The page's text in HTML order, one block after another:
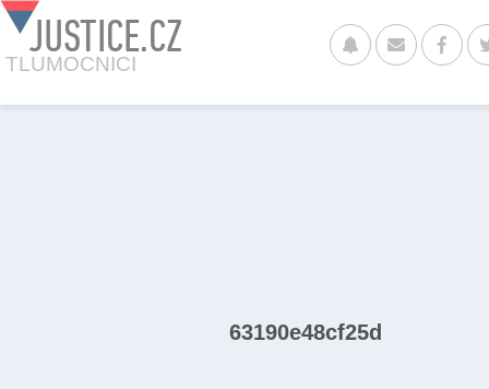
JUSTICE.CZ
TLUMOCNICI
63190e48cf25d